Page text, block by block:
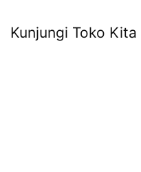
Kunjungi Toko Kita